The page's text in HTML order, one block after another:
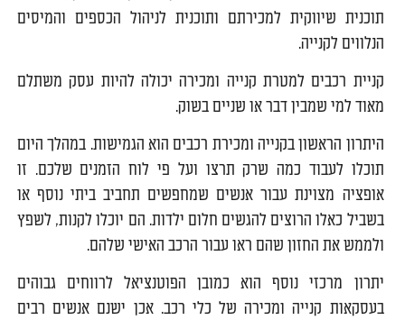
תוכנית שיווקית למכירתם ותוכנית לניהול הכספים והמיסים
הנלווים לקנייה.
קניית רכבים למטרת קנייה ומכירה יכולה להיות עסק משתלם
מאוד למי שמבין דבר או שניים בשוק.
היתרון הראשון בקנייה ומכירת רכבים הוא הגמישות. במהלך היום
תוכלו לעבוד כמה שרק תרצו ועל פי לוח הזמנים שלכם. זו
אופציה מצוינת עבור אנשים שמחפשים תחביב ביתי נוסף או
בשביל כאלו הרוצים להגשים חלום ילדות. הם יוכלו לקנות, לשפץ
ולממש את החזון שהם ראו עבור הרכב האישי שלהם.
יתרון מרכזי נוסף הוא כמובן הפוטנציאל לרווחים גבוהים
בעסקאות קנייה ומכירה של כלי רכב. אכן ישנם אנשים רבים